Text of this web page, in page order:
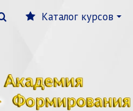
Каталог курсов